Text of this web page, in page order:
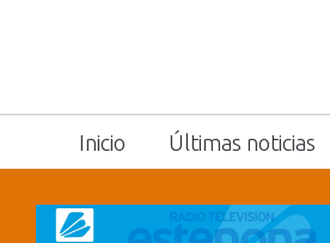
Inicio Últimas noticias